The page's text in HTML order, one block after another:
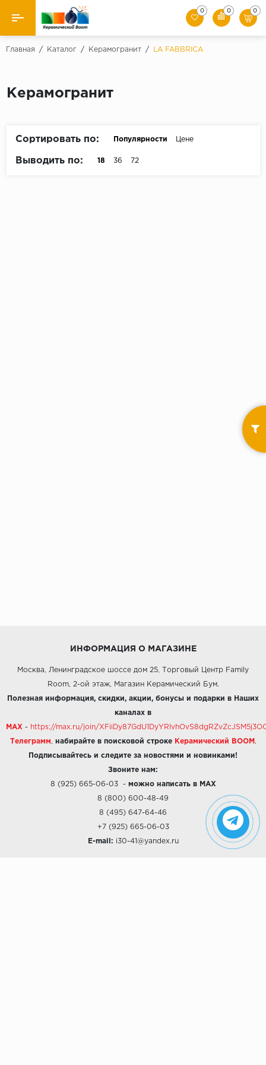
Назад
Керамическая плитка
0 0 0
Главная / Каталог / Керамогранит / LA FABBRICA
Керамогранит
Сортировать по: Популярности Цене
Выводить по: 18 36 72
ИНФОРМАЦИЯ О МАГАЗИНЕ
Москва, Ленинградское шоссе дом 25, Торговый Центр Family
Room, 2-ой этаж, Магазин Керамический Бум.
Полезная информация, скидки, акции, бонусы и подарки в Наших
каналах в
MAX - https://max.ru/join/
Телеграмм набирайте в поисковой строке Керамический BOOM .
Подписывайтесь и следите за новостями и новинками!
Звоните нам:
8 (925) 665-06-03- можно написать в MAX
8 (800) 600-48-49
8 (495) 647-64-46
+7 (925) 665-06-03
E-mail: i30-41@yandex.ru